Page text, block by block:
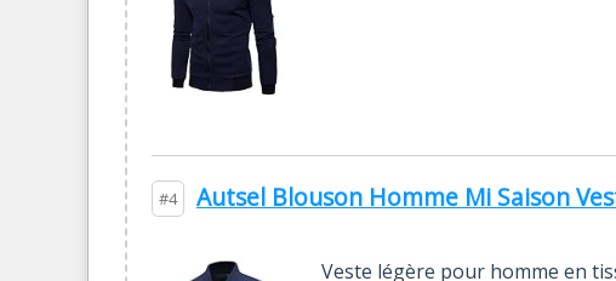
#4 Autsel Blouson Homme Mi Saison
Veste légère pour homme en